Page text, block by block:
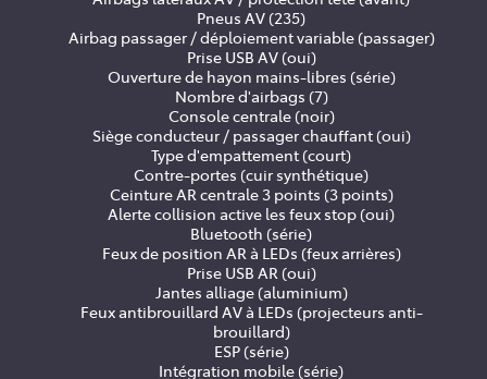
Pneus AV (235)
Airbag passager / déploiement variable (passager)
Prise USB AV (oui)
Ouverture de hayon mains-libres (série)
Nombre d'airbags (7)
Console centrale (noir)
Siège conducteur / passager chauffant (oui)
Type d'empattement (court)
Contre-portes (cuir synthétique)
Ceinture AR centrale 3 points (3 points)
Alerte collision active les feux stop (oui)
Bluetooth (série)
Feux de position AR à LEDs (feux arrières)
Prise USB AR (oui)
Jantes alliage (aluminium)
Feux antibrouillard AV à LEDs (projecteurs anti-
brouillard)
ESP (série)
Intégration mobile (série)